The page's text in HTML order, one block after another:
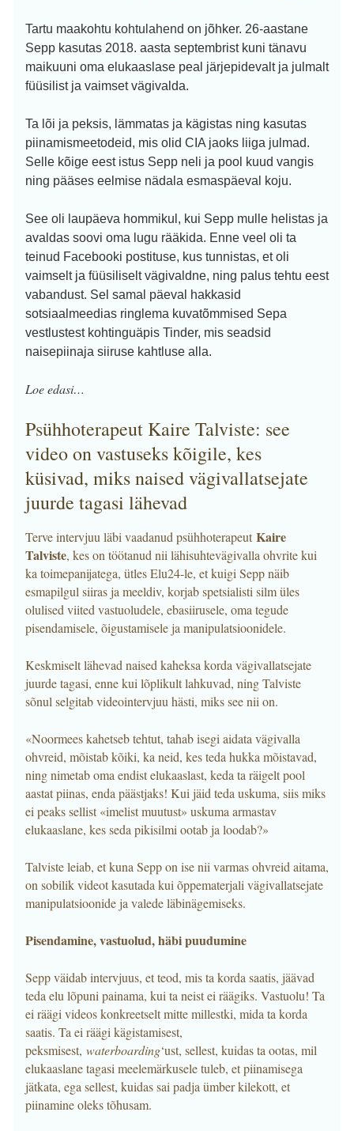
Tartu maakohtu kohtulahend on jõhker. 26-aastane
Sepp kasutas 2018. aasta septembrist kuni tänavu
maikuuni oma elukaaslase peal järjepidevalt ja julmalt
füüsilist ja vaimset vägivalda.
Ta lõi ja peksis, lämmatas ja kägistas ning kasutas
piinamismeetodeid, mis olid CIA jaoks liiga julmad.
Selle kõige eest istus Sepp neli ja pool kuud vangis
ning pääses eelmise nädala esmaspäeval koju.
See oli laupäeva hommikul, kui Sepp mulle helistas ja
avaldas soovi oma lugu rääkida. Enne veel oli ta
teinud Facebooki postituse, kus tunnistas, et oli
vaimselt ja füüsiliselt vägivaldne, ning palus tehtu eest
vabandust. Sel samal päeval hakkasid
sotsiaalmeedias ringlema kuvatõmmised Sepa
vestlustest kohtinguäpis Tinder, mis seadsid
naisepiinaja siiruse kahtluse alla.
Loe edasi…
Psühhoterapeut Kaire Talviste: see
video on vastuseks kõigile, kes
küsivad, miks naised vägivallatsejate
juurde tagasi lähevad
Terve intervjuu läbi vaadanud psühhoterapeutKaire
Talviste, kes on töötanud nii lähisuhtevägivalla ohvrite kui
ka toimepanijatega, ütles Elu24-le, et kuigi Sepp näib
esmapilgul siiras ja meeldiv, korjab spetsialisti silm üles
olulised viited vastuoludele, ebasiirusele, oma tegude
pisendamisele, õigustamisele ja manipulatsioonidele.
Keskmiselt lähevad naised kaheksa korda vägivallatsejate
juurde tagasi, enne kui lõplikult lahkuvad, ning Talviste
sõnul selgitab videointervjuu hästi, miks see nii on.
«Noormees kahetseb tehtut, tahab isegi aidata vägivalla
ohvreid, mõistab kõiki, ka neid, kes teda hukka mõistavad,
ning nimetab oma endist elukaaslast, keda ta räigelt pool
aastat piinas, enda päästjaks! Kui jäid teda uskuma, siis miks
ei peaks sellist «imelist muutust» uskuma armastav
elukaaslane, kes seda pikisilmi ootab ja loodab?»
Talviste leiab, et kuna Sepp on ise nii varmas ohvreid aitama,
on sobilik videot kasutada kui õppematerjali vägivallatsejate
manipulatsioonide ja valede läbinägemiseks.
Pisendamine, vastuolud, häbi puudumine
Sepp väidab intervjuus, et teod, mis ta korda saatis, jäävad
teda elu lõpuni painama, kui ta neist ei räägiks. Vastuolu! Ta
ei räägi videos konkreetselt mitte millestki, mida ta korda
saatis. Ta ei räägi kägistamisest,
peksmisest, waterboarding‘ust, sellest, kuidas ta ootas, mil
elukaaslane tagasi meelemärkusele tuleb, et piinamisega
jätkata, ega sellest, kuidas sai padja ümber kilekott, et
piinamine oleks tõhusam.